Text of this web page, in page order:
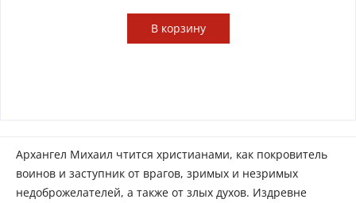
В корзину
Архангел Михаил чтится христианами, как покровитель
воинов и заступник от врагов, зримых и незримых
недоброжелателей, а также от злых духов. Издревне